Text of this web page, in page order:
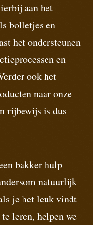
aan het
bolletjes en
het ondersteunen
en
ook het
naar onze
rijbewijs is dus
bakker hulp
natuurlijk
je het leuk vindt
leren, helpen we